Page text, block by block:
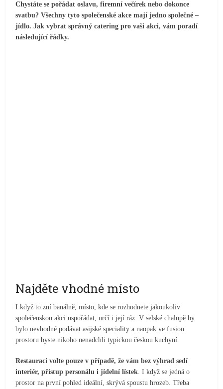
Chystáte se pořádat oslavu, firemní večírek nebo dokonce
svatbu? Všechny tyto společenské akce mají jedno společné –
jídlo. Jak vybrat správný catering pro vaši akci, vám poradí
následující řádky.
Najděte vhodné místo
I když to zní banálně, místo, kde se rozhodnete jakoukoliv
společenskou akci uspořádat, určí i její ráz. V selské chalupě by
bylo nevhodné podávat asijské speciality a naopak ve fusion
prostoru byste nikoho nenadchli typickou českou kuchyní.
Restauraci volte pouze v případě, že vám bez výhrad sedí
interiér, přístup personálu i jídelní lístek. I když se jedná o
prostor na první pohled ideální, skrývá spoustu hrozeb. Třeba